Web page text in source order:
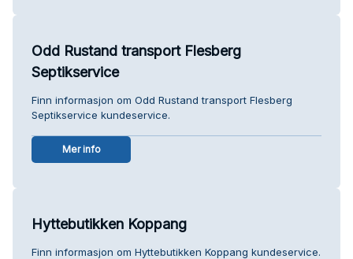
Odd Rustand transport Flesberg
Septikservice
Finn informasjon om Odd Rustand transport Flesberg
Septikservice kundeservice.
Mer info
Hyttebutikken Koppang
Finn informasjon om Hyttebutikken Koppang kundeservice.